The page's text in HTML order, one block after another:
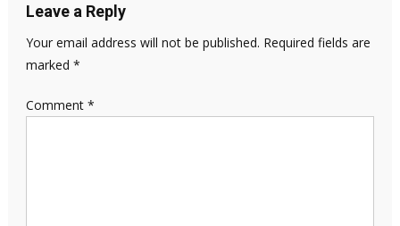
Leave a Reply
Your email address will not be published. Required fields are
marked *
Comment *